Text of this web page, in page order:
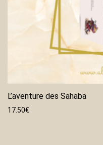
L’aventure des Sahaba
17.50€